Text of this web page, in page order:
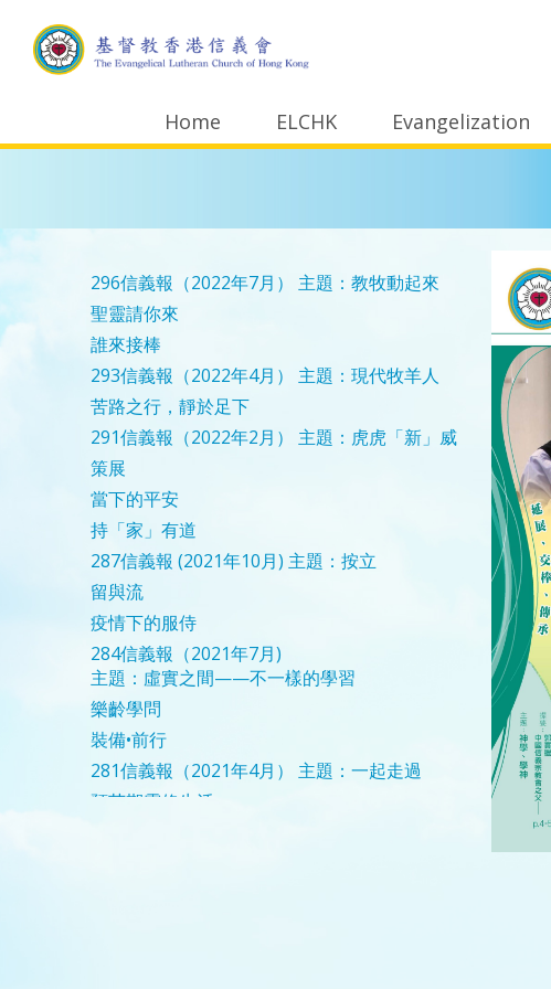
Home ELCHK Evangelization
296信義報（2022年7月）
主題：教牧動起來
聖靈請你來
誰來接棒
293信義報（2022年4月）
主題：現代牧羊人
苦路之行，靜於足下
291信義報（2022年2月）
主題：虎虎「新」威
策展
當下的平安
持「家」有道
287信義報 (2021年10月) 主題：按立
留與流
疫情下的服侍
284信義報（2021年7月)
主題：虛實之間——不一樣的學習
樂齡學問
裝備•前行
281信義報（2021年4月）
主題：一起走過
預苦期靈修生活